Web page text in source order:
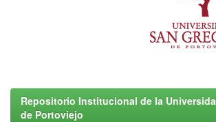
Repositorio Institucional de la
de Portoviejo